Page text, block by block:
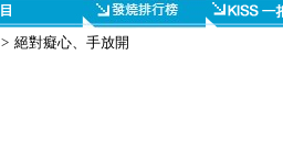
> 絕對癡心、手放開